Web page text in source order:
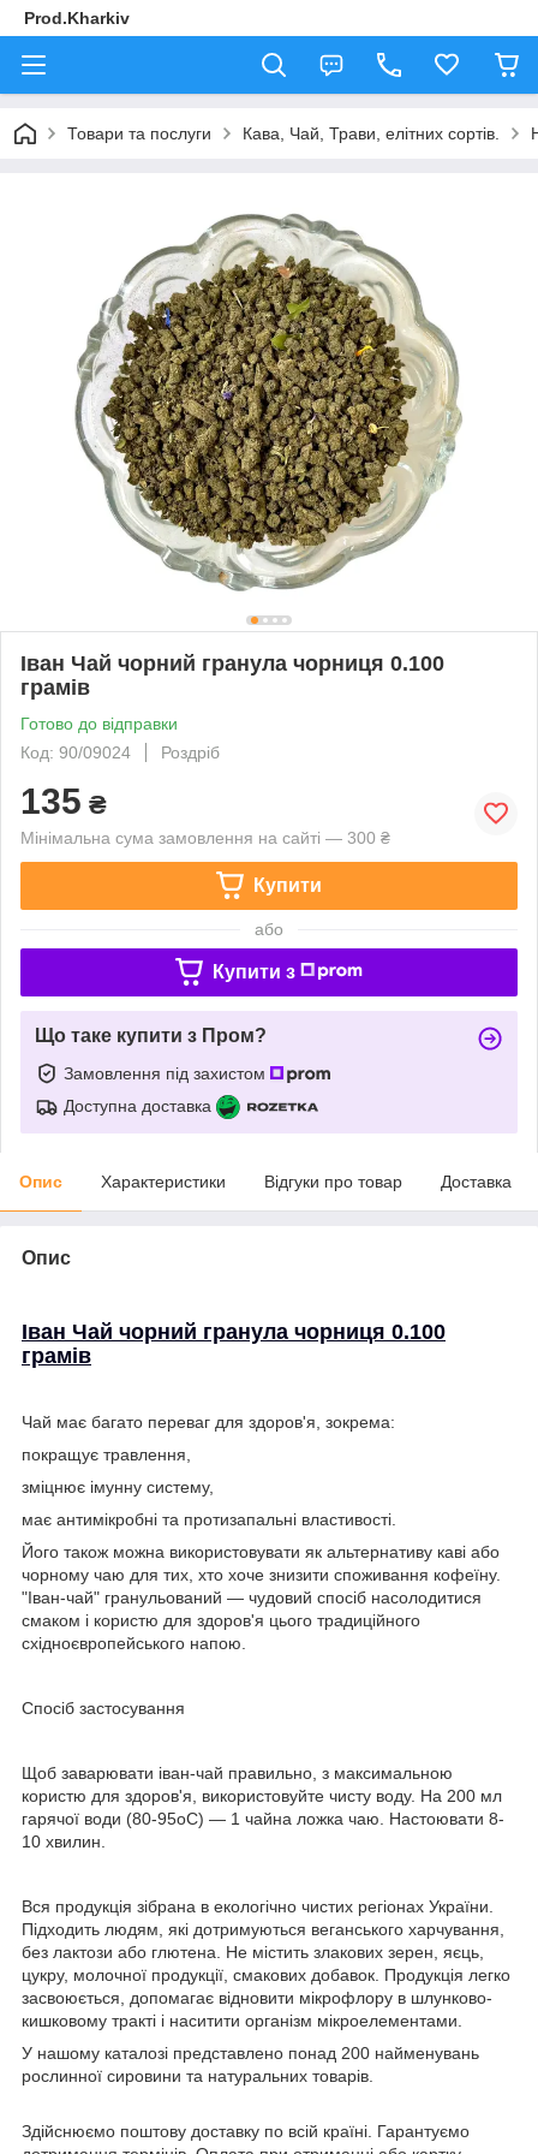
Prod.Kharkiv
Товари та послуги Кава, Чай, Трави, елітних сортів.
Іван Чай чорний гранула чорниця 0.100
грамів
Готово до відправки
Код: 90/09024
Роздріб
135 ₴
Мінімальна сума замовлення на сайті — 300 ₴
Купити
або
Купити з
Що таке купити з Пром?
Замовлення під захистом
Доступна доставка
Опис Характеристики Відгуки про товар Доставка
Опис
Іван Чай чорний гранула чорниця 0.100
грамів
Чай має багато переваг для здоров'я, зокрема:
покращує травлення,
зміцнює імунну систему,
має антимікробні та протизапальні властивості.
Його також можна використовувати як альтернативу каві або
чорному чаю для тих, хто хоче знизити споживання кофеїну.
"Іван-чай" гранульований — чудовий спосіб насолодитися
смаком і користю для здоров'я цього традиційного
східноєвропейського напою.
Спосіб застосування
Щоб заварювати іван-чай правильно, з максимальною
користю для здоров'я, використовуйте чисту воду. На 200 мл
гарячої води (80-95oC) — 1 чайна ложка чаю. Настоювати 8-
10 хвилин.
Вся продукція зібрана в екологічно чистих регіонах України.
Підходить людям, які дотримуються веганського харчування,
без лактози або глютена. Не містить злакових зерен, яєць,
цукру, молочної продукції, смакових добавок. Продукція легко
засвоюється, допомагає відновити мікрофлору в шлунково-
кишковому тракті і наситити організм мікроелементами.
У нашому каталозі представлено понад 200 найменувань
рослинної сировини та натуральних товарів.
Здійснюємо поштову доставку по всій країні. Гарантуємо